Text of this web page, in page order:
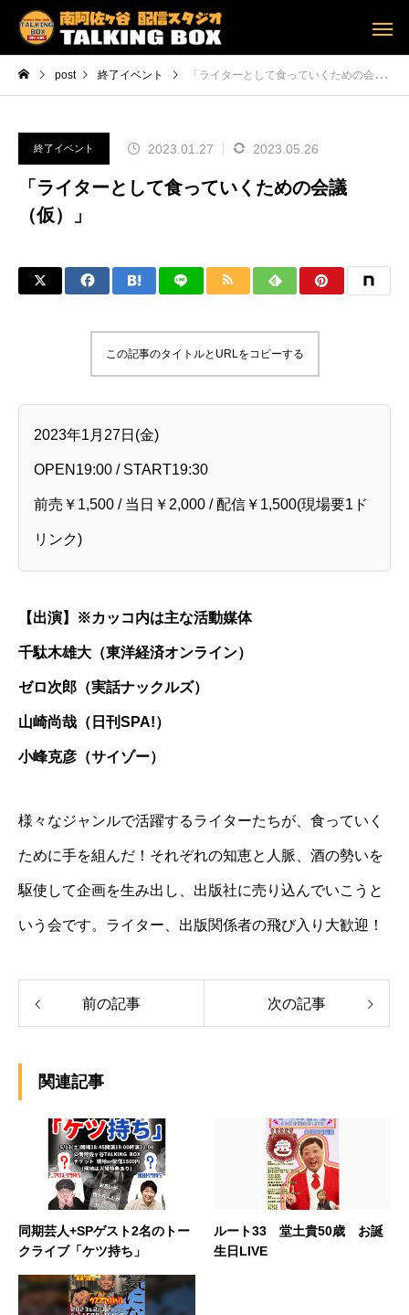
post 終了イベント 「ライターとして食っていくための会議（仮）」
終了イベント 2023.01.27 2023.05.26
「ライターとして食っていくための会議
（仮）」
この記事のタイトルとURLをコピーする
2023年1月27日(金)
OPEN19:00 / START19:30
前売￥1,500 / 当日￥2,000 / 配信￥1,500(現場要1ド
リンク)
【出演】※カッコ内は主な活動媒体
千駄木雄大（東洋経済オンライン）
ゼロ次郎（実話ナックルズ）
山崎尚哉（日刊SPA!）
小峰克彦（サイゾー）
様々なジャンルで活躍するライターたちが、食っていく
ために手を組んだ！それぞれの知恵と人脈、酒の勢いを
駆使して企画を生み出し、出版社に売り込んでいこうと
いう会です。ライター、出版関係者の飛び入り大歓迎！
前の記事 次の記事
関連記事
同期芸人+SPゲスト2名のトー
クライブ「ケツ持ち」
ルート33 堂土貴50歳 お誕
生日LIVE